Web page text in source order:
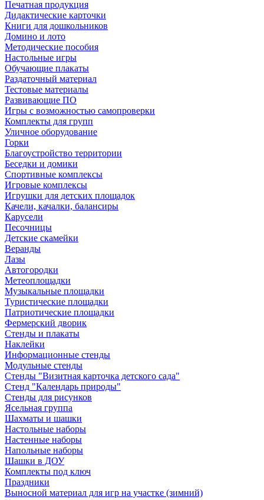
Печатная продукция
Дидактические карточки
Книги для дошкольников
Домино и лото
Методические пособия
Настольные игры
Обучающие плакаты
Раздаточный материал
Тестовые материалы
Развивающие ПО
Игры с возможностью самопроверки
Комплекты для групп
Уличное оборудование
Горки
Благоустройство территории
Беседки и домики
Спортивные комплексы
Игровые комплексы
Игрушки для детских площадок
Качели, качалки, балансиры
Карусели
Песочницы
Детские скамейки
Веранды
Лазы
Автогородки
Метеоплощадки
Музыкальные площадки
Туристические площадки
Патриотические площадки
Фермерский дворик
Стенды и плакаты
Наклейки
Информационные стенды
Модульные стенды
Стенды "Визитная карточка детского сада"
Стенд "Календарь природы"
Стенды для рисунков
Ясельная группа
Шахматы и шашки
Настольные наборы
Настенные наборы
Напольные наборы
Шашки в ДОУ
Комплекты под ключ
Праздники
Выносной материал для игр на участке (зимний)